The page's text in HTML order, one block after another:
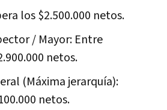
los $2.500.000 netos.
/ Mayor: Entre
netos.
(Máxima jerarquía):
netos.